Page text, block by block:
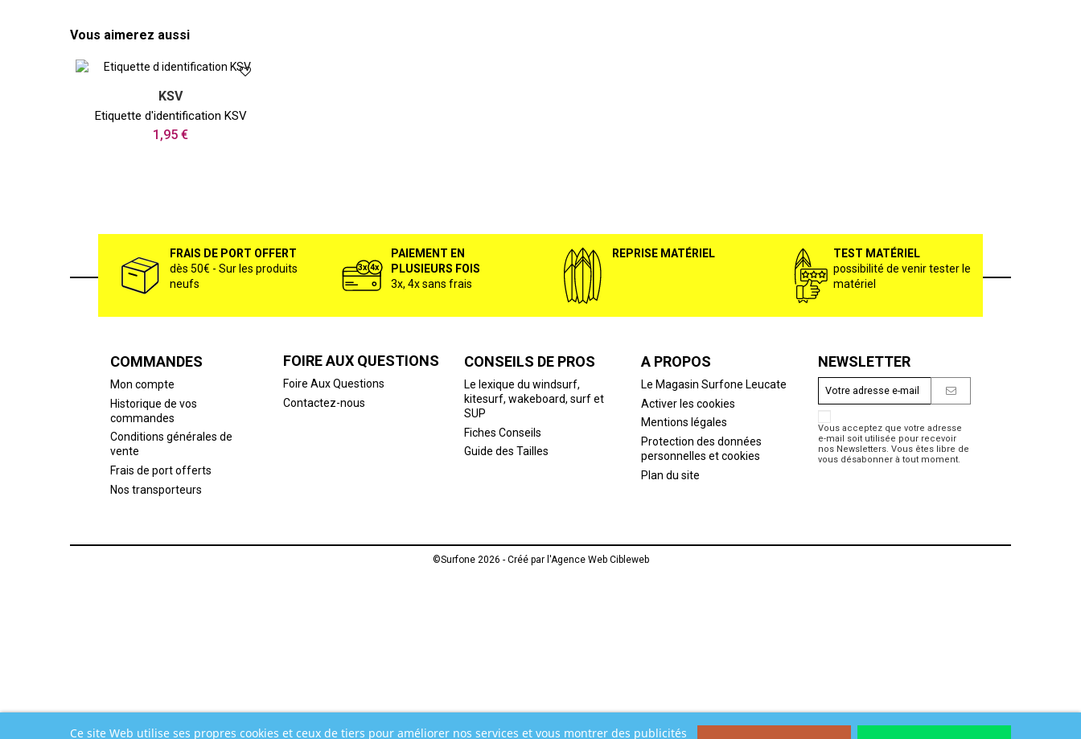
Vous aimerez aussi
KSV
Etiquette d'identification KSV
1,95 €
FRAIS DE PORT OFFERT
dès 50€ - Sur les produits
neufs
PAIEMENT EN
PLUSIEURS FOIS
3x, 4x sans frais
REPRISE MATÉRIEL
TEST MATÉRIEL
possibilité de venir tester le
matériel
COMMANDES
Mon compte
Historique de vos
commandes
Conditions générales de
vente
Frais de port offerts
Nos transporteurs
FOIRE AUX QUESTIONS
Foire Aux Questions
Contactez-nous
CONSEILS DE PROS
Le lexique du windsurf,
kitesurf, wakeboard, surf et
SUP
Fiches Conseils
Guide des Tailles
A PROPOS
Le Magasin Surfone Leucate
Activer les cookies
Mentions légales
Protection des données
personnelles et cookies
Plan du site
NEWSLETTER
Vous acceptez que votre adresse
e-mail soit utilisée pour recevoir
nos Newsletters. Vous êtes libre de
vous désabonner à tout moment.
©Surfone 2026 - Créé par l'Agence Web Cibleweb
Ce site Web utilise ses propres cookies et ceux de tiers pour améliorer nos services et vous montrer des publicités